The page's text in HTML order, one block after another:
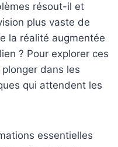
résout-il et
plus vaste de
la réalité augmentée
? Pour explorer ces
dans les
qui attendent les